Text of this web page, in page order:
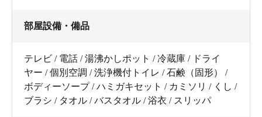
部屋設備・備品
テレビ / 電話 / 湯沸かしポット / 冷蔵庫 / ドライ
ヤー / 個別空調 / 洗浄機付トイレ / 石鹸（固形） /
ボディーソープ / ハミガキセット / カミソリ / くし /
ブラシ / タオル / バスタオル / 浴衣 / スリッパ